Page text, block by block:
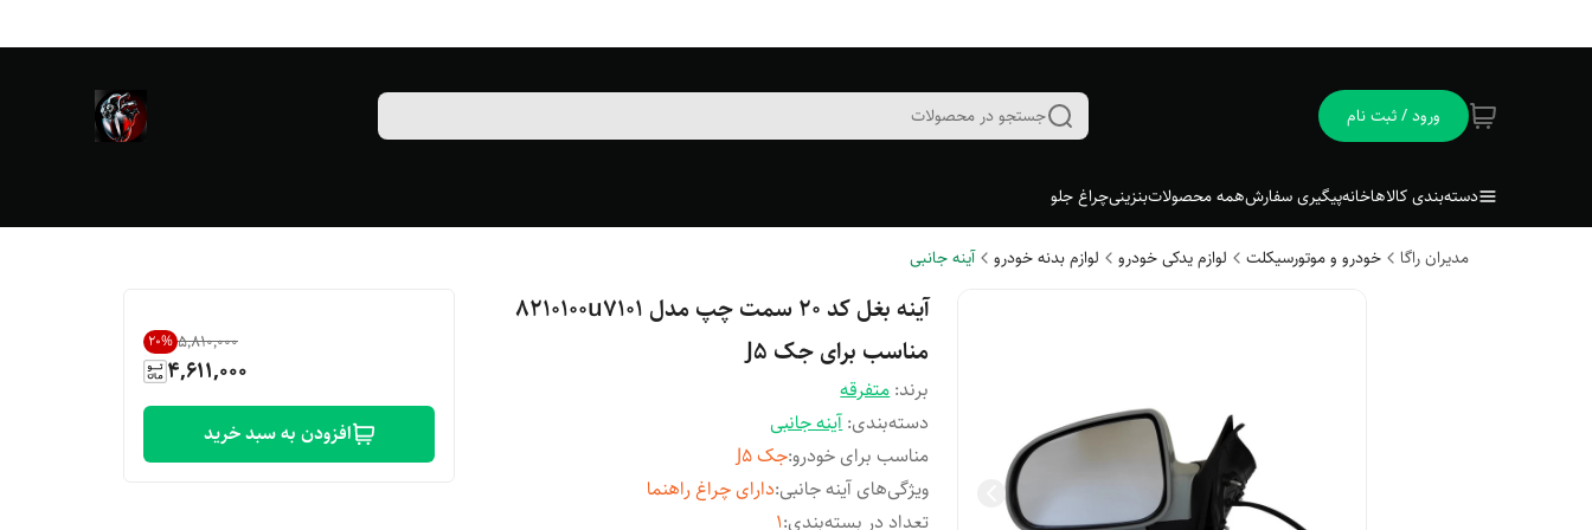
ورود / ثبت نام جستجو در محصولات
دسته‌بندی کالاهاخانهپیگیری سفارشهمه محصولاتبنزینیچراغ جلو
مدیران راگا خودرو و موتورسیکلت لوازم یدکی خودرو لوازم بدنه خودرو آینه جانبی
آینه بغل کد ۲۰ سمت چپ مدل 8210100u7101
مناسب برای جک J5
برند:متفرقه
دسته‌بندی:آینه جانبی
مناسب برای خودرو:جک J5
ویژگی‌های آینه جانبی:دارای چراغ راهنما
تعداد در بسته‌بندی:
1
۵٬۸۱۰٬۰۰۰ 20%
4,611,000
افزودن به سبد خرید